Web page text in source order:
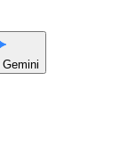
Gemini